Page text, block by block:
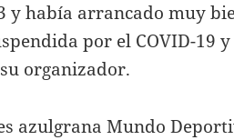
y había arrancado muy
por el COVID-19
organizador.
azulgrana Mundo